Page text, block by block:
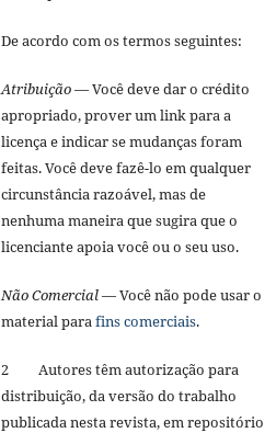
De acordo com os termos seguintes:
Atribuição— Você deve dar o crédito
apropriado, prover um link para a
licença e indicar se mudanças foram
feitas. Você deve fazê-lo em qualquer
circunstância razoável, mas de
nenhuma maneira que sugira que o
licenciante apoia você ou o seu uso.
Não Comercial— Você não pode usar o
material parafins comerciais.
2 Autores têm autorização para
distribuição, da versão do trabalho
publicada nesta revista, em repositório